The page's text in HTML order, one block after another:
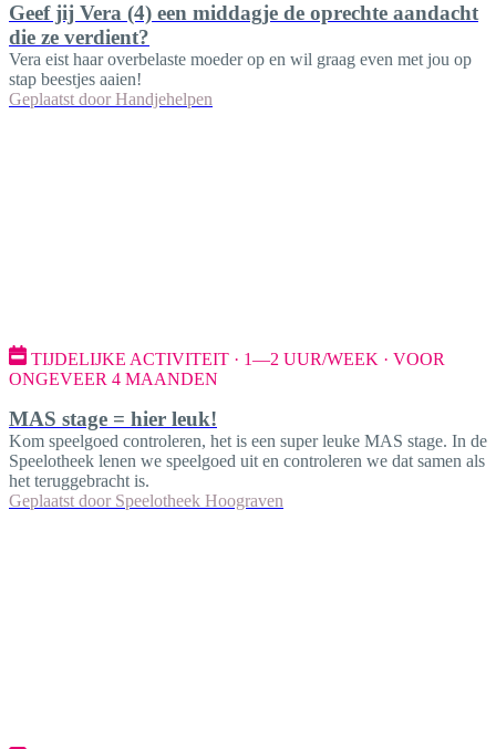
Geef jij Vera (4) een middagje de oprechte aandacht
die ze verdient?
Vera eist haar overbelaste moeder op en wil graag even met jou op
stap beestjes aaien!
Geplaatst door Handjehelpen
TIJDELIJKE ACTIVITEIT · 1—2 UUR/WEEK · VOOR
ONGEVEER 4 MAANDEN
MAS stage = hier leuk!
Kom speelgoed controleren, het is een super leuke MAS stage. In de
Speelotheek lenen we speelgoed uit en controleren we dat samen als
het teruggebracht is.
Geplaatst door Speelotheek Hoograven